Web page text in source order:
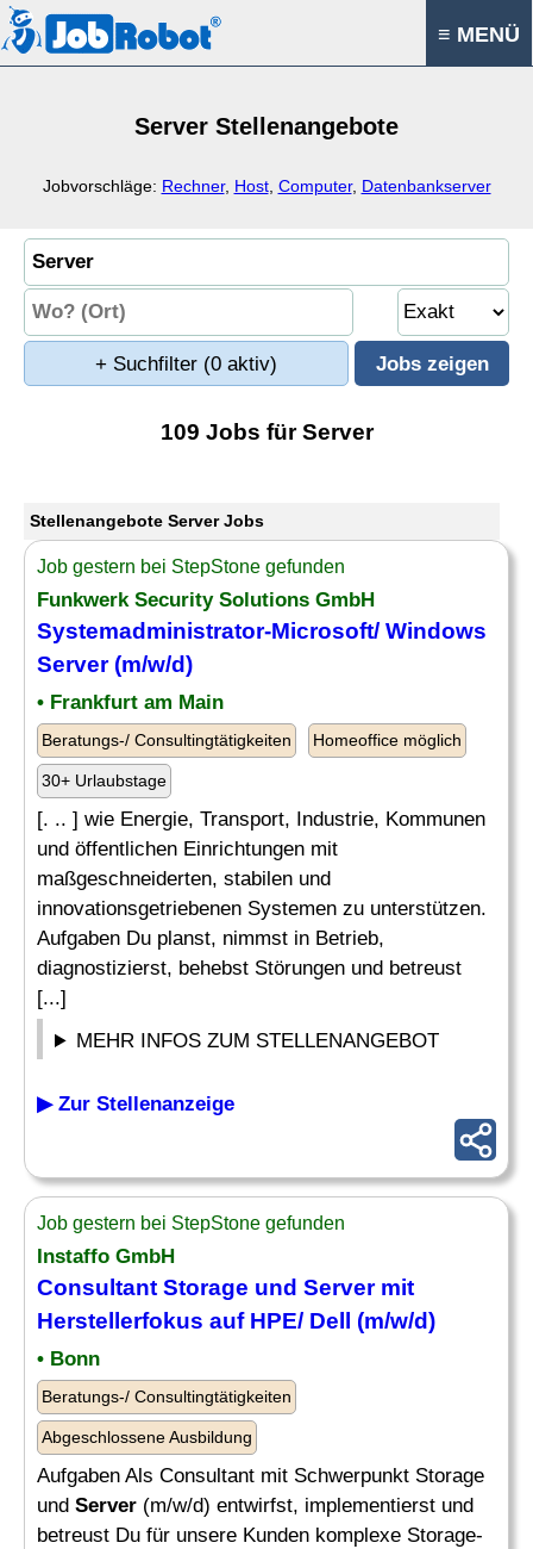
≡ MENÜ
Server Stellenangebote
Jobvorschläge: Rechner, Host, Computer, Datenbankserver
+ Suchfilter (0 aktiv)
109 Jobs für Server
Stellenangebote Server Jobs
Job gestern bei StepStone gefunden
Funkwerk Security Solutions GmbH
Systemadministrator-Microsoft/ Windows
Server(m/w/d)
• Frankfurt am Main
Beratungs-/ Consultingtätigkeiten Homeoffice möglich
30+ Urlaubstage
[. .. ] wie Energie, Transport, Industrie, Kommunen
und öffentlichen Einrichtungen mit
maßgeschneiderten, stabilen und
innovationsgetriebenen Systemen zu unterstützen.
Aufgaben Du planst, nimmst in Betrieb,
diagnostizierst, behebst Störungen und betreust
[...]
MEHR INFOS ZUM STELLENANGEBOT
▶ Zur Stellenanzeige
Job gestern bei StepStone gefunden
Instaffo GmbH
Consultant Storage und Servermit
Herstellerfokus auf HPE/ Dell (m/w/d)
• Bonn
Beratungs-/ Consultingtätigkeiten
Abgeschlossene Ausbildung
Aufgaben Als Consultant mit Schwerpunkt Storage
und Server (m/w/d) entwirfst, implementierst und
betreust Du für unsere Kunden komplexe Storage-